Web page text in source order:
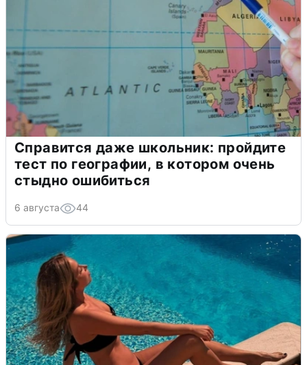
Справится даже школьник: пройдите
тест по географии, в котором очень
стыдно ошибиться
6 августа 44